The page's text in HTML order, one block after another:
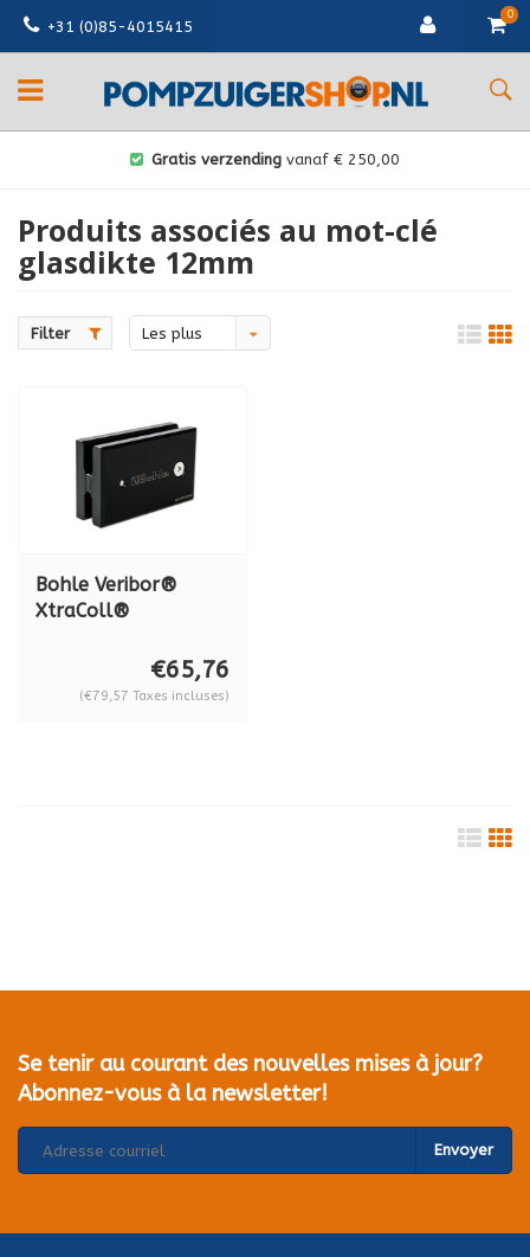
+31 (0)85-4015415
0
Gratis verzending vanaf € 250,00
Produits associés au mot-clé
glasdikte 12mm
Filter
Les plus
Bohle Veribor®
XtraColl®
verre trempé
d'épaisseur 12 mm,
€65,76
(€79,57 Taxes incluses)
Se tenir au courant des nouvelles mises à jour?
Abonnez-vous à la newsletter!
Envoyer